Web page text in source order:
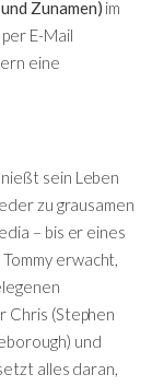
Zunamen) im
E-Mail
eine
sein Leben
zu grausamen
– bis er eines
erwacht,
Chris (Stephen
und
alles daran,